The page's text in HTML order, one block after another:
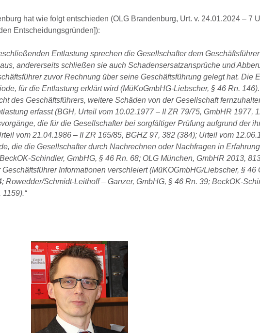
hat wie folgt entschieden (OLG Brandenburg, Urt. v. 24.01.2024 – 7
Entscheidungsgründen]):
Entlastung sprechen die Gesellschafter dem
andererseits schließen sie auch Schadensersatzansprüche und
zuvor Rechnung über seine Geschäftsführung gelegt hat. Die
für die Entlastung erklärt wird (MüKoGmbHG-Liebscher, § 46 Rn.
des Geschäftsführers, weitere Schäden von der Gesellschaft
erfasst (BGH, Urteil vom 10.02.1977 – II ZR 79/75, GmbHR 1977,
die für die Gesellschafter bei sorgfältiger Prüfung aufgrund der
vom 21.04.1986 – II ZR 165/85, BGHZ 97, 382 (384); Urteil vom
die die Gesellschafter durch Nachrechnen oder Nachfragen in
Schindler, GmbHG, § 46 Rn. 68; OLG München, GmbHR 2013,
Informationen verschleiert (MüKOGmbHG/Liebscher, § 46
Rowedder/Schmidt-Leithoff – Ganzer, GmbHG, § 46 Rn. 39; BeckOK-